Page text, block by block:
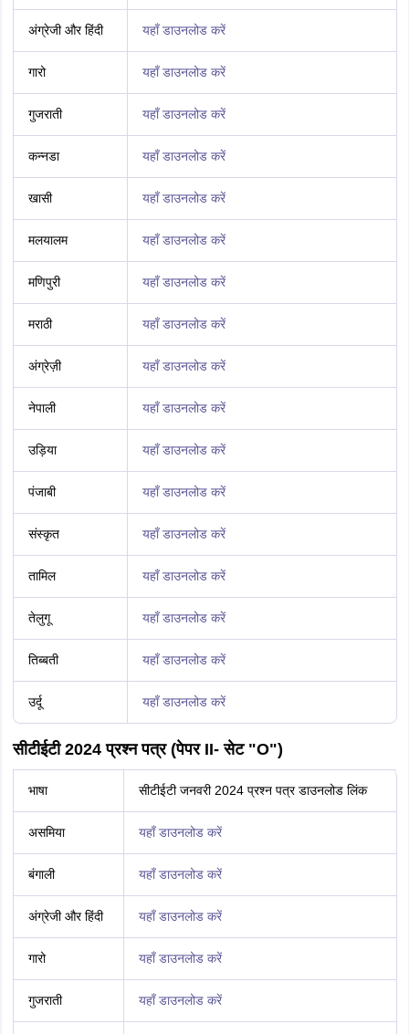
अंग्रेजी और हिंदी यहाँ डाउनलोड करें
गारो यहाँ डाउनलोड करें
गुजराती यहाँ डाउनलोड करें
कन्नडा यहाँ डाउनलोड करें
खासी यहाँ डाउनलोड करें
मलयालम यहाँ डाउनलोड करें
मणिपुरी यहाँ डाउनलोड करें
मराठी यहाँ डाउनलोड करें
अंग्रेज़ी यहाँ डाउनलोड करें
नेपाली यहाँ डाउनलोड करें
उड़िया यहाँ डाउनलोड करें
पंजाबी यहाँ डाउनलोड करें
संस्कृत यहाँ डाउनलोड करें
तामिल यहाँ डाउनलोड करें
तेलुगू यहाँ डाउनलोड करें
तिब्बती यहाँ डाउनलोड करें
उर्दू यहाँ डाउनलोड करें
सीटीईटी 2024 प्रश्न पत्र (पेपर II- सेट "O")
भाषा सीटीईटी जनवरी 2024 प्रश्न पत्र डाउनलोड लिंक
असमिया यहाँ डाउनलोड करें
बंगाली यहाँ डाउनलोड करें
अंग्रेजी और हिंदी यहाँ डाउनलोड करें
गारो यहाँ डाउनलोड करें
गुजराती यहाँ डाउनलोड करें